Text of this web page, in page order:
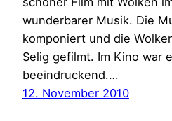
wunderbarer Musik. Die
komponiert und die
Selig gefilmt. Im Kino war
beeindruckend.…
12. November 2010